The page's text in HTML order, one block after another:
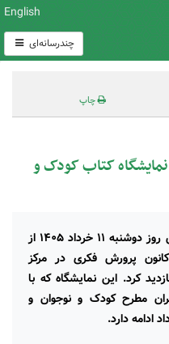
English
چندرسانه‌ای
چاپ
کتاب کودک و
علیرضا کاظمی وزیر آموزش و پرورش روز دوشنبه ۱۱ خرداد ۱۴۰۵ از
پرورش فکری در مرکز
کرد. این نمایشگاه که با
حضور ناشران مطرح کودک و نوجوان و